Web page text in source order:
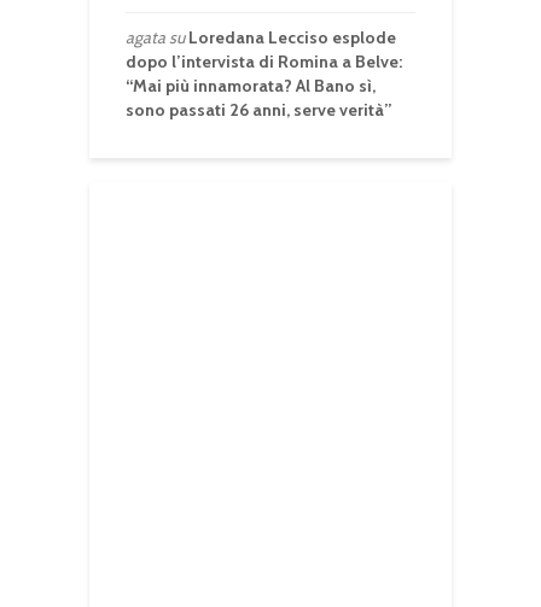
agatasuLoredana Lecciso esplode
dopo l’intervista di Romina a Belve:
“Mai più innamorata? Al Bano sì,
sono passati 26 anni, serve verità”